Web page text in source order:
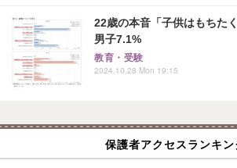
22歳の本音「子供はもちた
男子7.1%
教育・受験
2024.10.28 Mon 19:15
保護者アクセスランキン